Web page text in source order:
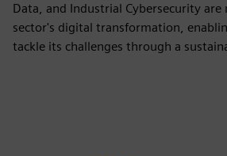
Data, and Industrial Cybersecurity
sector's digital transformation,
tackle its challenges through a